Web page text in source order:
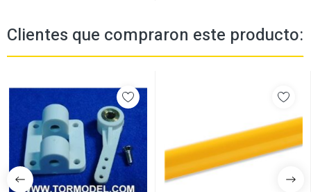
Clientes que compraron este producto: